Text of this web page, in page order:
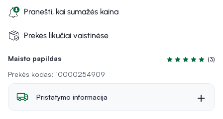
Maisto papildas
Įvertinimas 5.0
(3)
Prekės kodas: 10000254909
Pranešti, kai sumažės kaina
Prekės likučiai vaistinėse
Pristatymo informacija